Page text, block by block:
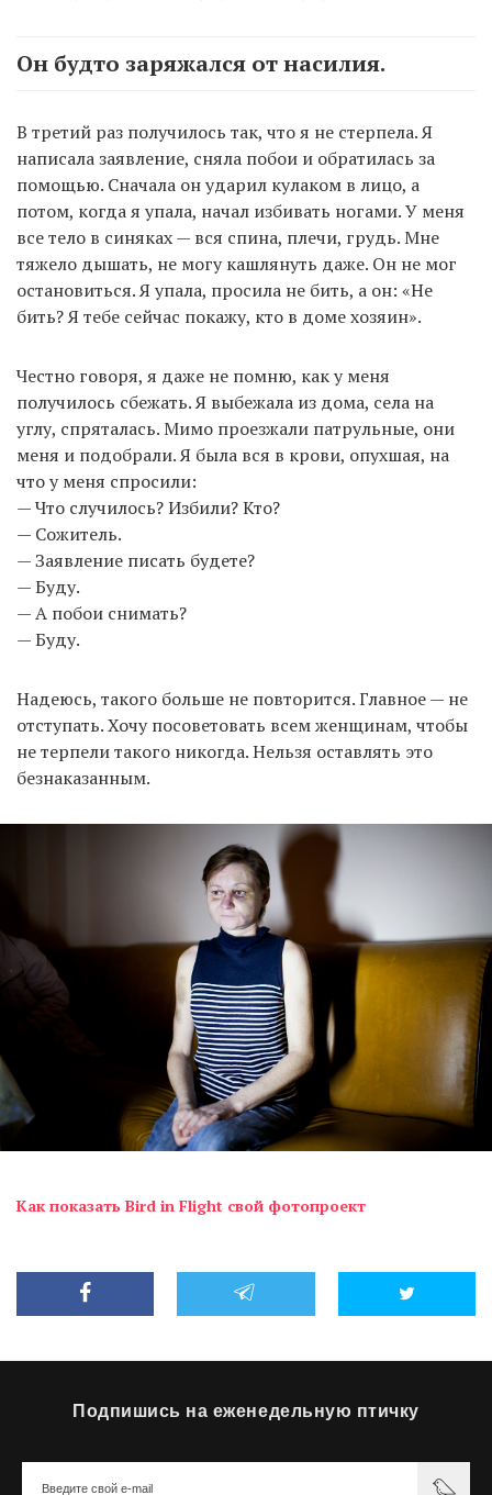
Он будто заряжался от насилия.
В третий раз получилось так, что я не стерпела. Я
написала заявление, сняла побои и обратилась за
помощью. Сначала он ударил кулаком в лицо, а
потом, когда я упала, начал избивать ногами. У меня
все тело в синяках — вся спина, плечи, грудь. Мне
тяжело дышать, не могу кашлянуть даже. Он не мог
остановиться. Я упала, просила не бить, а он: «Не
бить? Я тебе сейчас покажу, кто в доме хозяин».
Честно говоря, я даже не помню, как у меня
получилось сбежать. Я выбежала из дома, села на
углу, спряталась. Мимо проезжали патрульные, они
меня и подобрали. Я была вся в крови, опухшая, на
что у меня спросили:
— Что случилось? Избили? Кто?
— Сожитель.
— Заявление писать будете?
— Буду.
— А побои снимать?
— Буду.
Надеюсь, такого больше не повторится. Главное — не
отступать. Хочу посоветовать всем женщинам, чтобы
не терпели такого никогда. Нельзя оставлять это
безнаказанным.
Как показать Bird in Flight свой фотопроект
Подпишись на еженедельную птичку